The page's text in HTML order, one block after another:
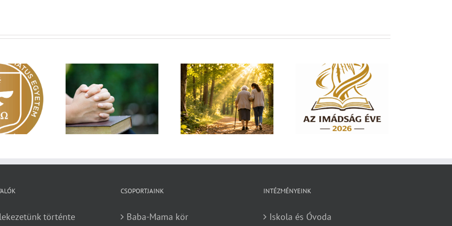
üzenet –
Zsoltárok 149
Egy fa kidől, messze
hangzik. Nő az erdő, ki
hallja? – Diakónusok
vasárnapja – II. rész
Imádság éve 2026 – El
nem hagylak téged
történte
CSOPORTJAINK
Baba-Mama kör
INTÉZMÉNYEINK
Iskola és Óvoda